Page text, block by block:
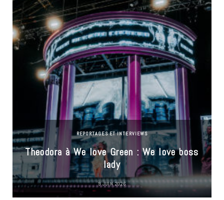
REPORTAGES ET INTERVIEWS
Theodora à We love Green : We love boss
lady
9 JUIN 2026